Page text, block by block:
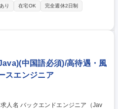
運用に携わっていただきます。まずは
て、業務知識やシステム構成を理解
。医療業界は制度改定や研究内容の変
はなく、現場と一緒にシステムを作
詳細】・既存Webシステムの運用・
改修 ・医療機関・研究者向けシステ
り 在宅OK
完全週休2日制
中国語必須)/高待遇・風
スエンジニア